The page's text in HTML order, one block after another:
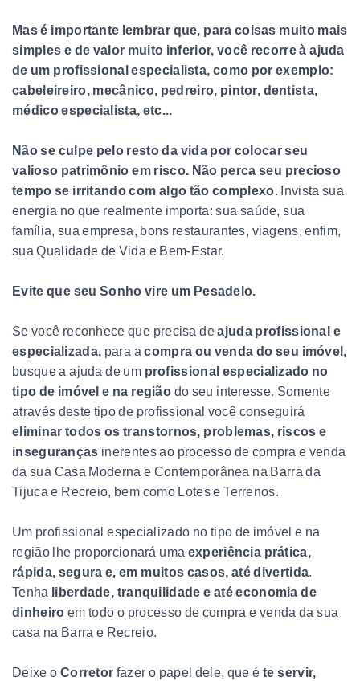
Mas é importante lembrar que, para coisas muito mais
simples e de valor muito inferior, você recorre à ajuda
de um profissional especialista, como por exemplo:
cabeleireiro, mecânico, pedreiro, pintor, dentista,
médico especialista, etc...
Não se culpe pelo resto da vida por colocar seu
valioso patrimônio em risco. Não perca seu precioso
tempo se irritando com algo tão complexo. Invista sua
energia no que realmente importa: sua saúde, sua
família, sua empresa, bons restaurantes, viagens, enfim,
sua Qualidade de Vida e Bem-Estar.
Evite que seu Sonho vire um Pesadelo.
Se você reconhece que precisa deajuda profissional e
especializada, para acompra ou venda do seu imóvel,
busque a ajuda de um profissional especializado no
tipo de imóvel e na região do seu interesse. Somente
através deste tipo de profissional você conseguirá
eliminar todos os transtornos, problemas, riscos e
inseguranças inerentes ao processo de compra e venda
da sua Casa Moderna e Contemporânea na Barra da
Tijuca e Recreio, bem como Lotes e Terrenos.
Um profissional especializado no tipo de imóvel e na
região lhe proporcionará uma experiência prática,
rápida, segura e, em muitos casos, até divertida.
Tenha liberdade, tranquilidade e até economia de
dinheiro em todo o processo de compra e venda da sua
casa na Barra e Recreio.
Deixe o Corretor fazer o papel dele, que éte servir,